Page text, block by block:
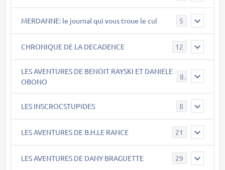
MERDANNE: le journal qui vous troue le cul 5
CHRONIQUE DE LA DECADENCE 12
LES AVENTURES DE BENOIT RAYSKI ET DANIELE
OBONO
8
LES INSCROCSTUPIDES 8
LES AVENTURES DE B.H.LE RANCE 21
LES AVENTURES DE DANY BRAGUETTE 29